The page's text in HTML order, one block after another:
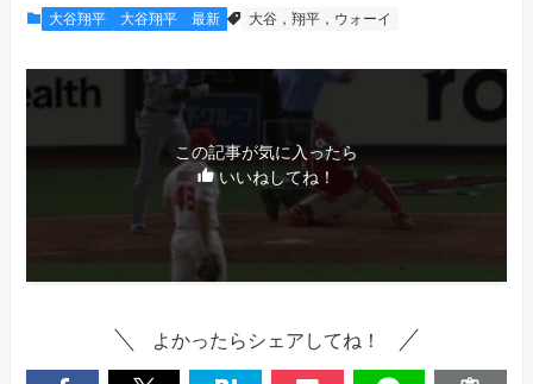
大谷翔平 大谷翔平 最新 大谷，翔平，ウォーイ
この記事が気に入ったら
いいねしてね！
よかったらシェアしてね！